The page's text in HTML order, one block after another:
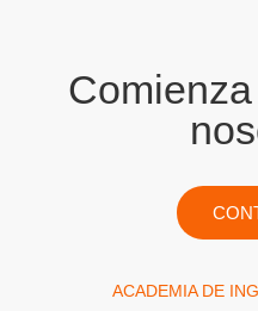
ACADEMIA DE